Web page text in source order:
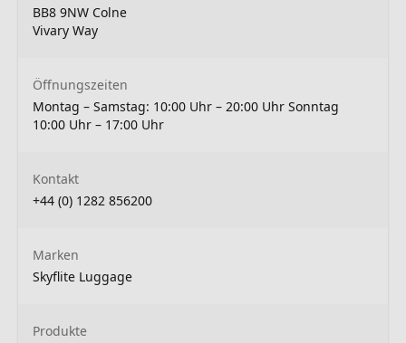
BB8 9NW Colne
Vivary Way
Öffnungszeiten
Montag – Samstag: 10:00 Uhr – 20:00 Uhr Sonntag
10:00 Uhr – 17:00 Uhr
Kontakt
+44 (0) 1282 856200
Marken
Skyflite Luggage
Produkte